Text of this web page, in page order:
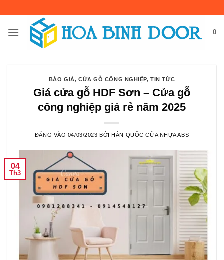
nội
0
BÁO GIÁ, CỬA GỖ CÔNG NGHIỆP,TIN TỨC
Giá cửa gỗ HDF Sơn – Cửa gỗ
công nghiệp giá rẻ năm 2025
ĐĂNG VÀO 04/03/2023 BỞIHÀN QUỐC CỬA NHỰA ABS
04
Th3